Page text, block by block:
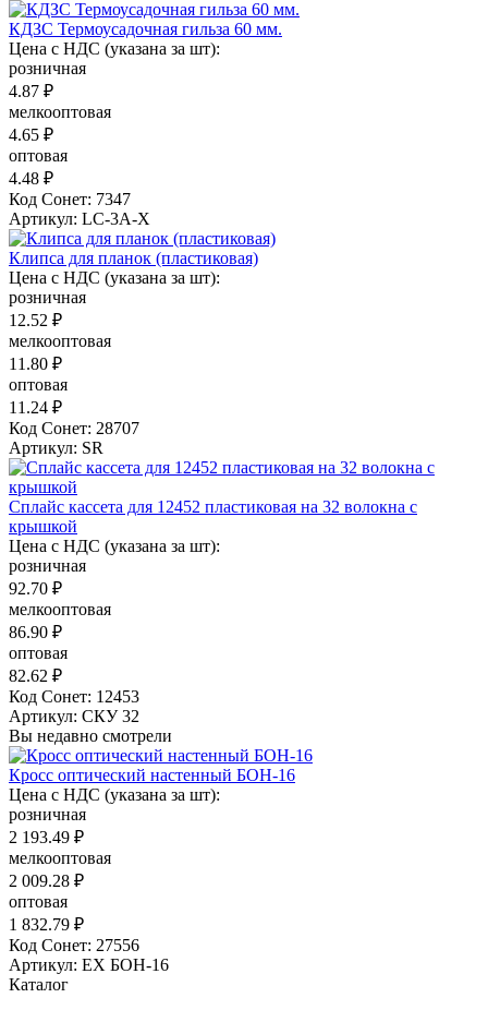
КДЗС Термоусадочная гильза 60 мм.
Цена с НДС (указана за шт):
розничная
4.87 ₽
мелкооптовая
4.65 ₽
оптовая
4.48 ₽
Код Сонет: 7347
Артикул: LC-3A-X
Клипса для планок (пластиковая)
Цена с НДС (указана за шт):
розничная
12.52 ₽
мелкооптовая
11.80 ₽
оптовая
11.24 ₽
Код Сонет: 28707
Артикул: SR
Сплайс кассета для 12452 пластиковая на 32 волокна с
крышкой
Цена с НДС (указана за шт):
розничная
92.70 ₽
мелкооптовая
86.90 ₽
оптовая
82.62 ₽
Код Сонет: 12453
Артикул: СКУ 32
Вы недавно смотрели
Кросс оптический настенный БОН-16
Цена с НДС (указана за шт):
розничная
2 193.49 ₽
мелкооптовая
2 009.28 ₽
оптовая
1 832.79 ₽
Код Сонет: 27556
Артикул: EX БОН-16
Каталог